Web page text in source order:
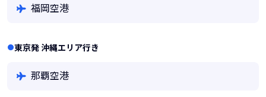
福岡空港
東京発 沖縄エリア行き
那覇空港